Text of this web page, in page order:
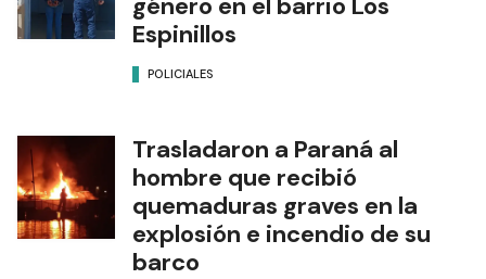
Espinillos
POLICIALES
Trasladaron a Paraná al
hombre que recibió
quemaduras graves en la
explosión e incendio de su
barco